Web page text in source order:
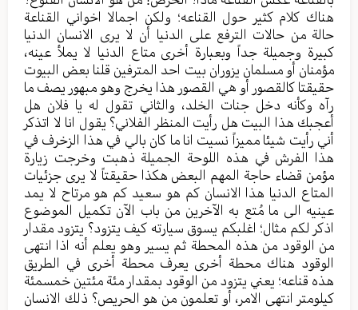
هناك کلام کثیر حول القناعه؛ ولکن اجمالا اخواني القناعة
حالة من حالات الترفع علی الدنیا أن لا یری الانسان الدنیا
کبیرة وجمیلة جداً وبعبارة أخری متاع الدنیا لا یملأ عینه،
مؤمنان أو مسلمان یزوران بیت احد المترفین قلنا بعض البیوت
حقیقتا کالقصور أو هي القصور هذا یخرج وهو مبهور یصف ما
رآه وکأنه دخل جنات الخلد، والثاني تقول له یا فلان هل
أعجبك هذا البیت هل رأيت المنظر الفلاني؟ یقول انا لا اتذکر
أني رأيت شيئا ممیزاً نسیت انا ما کان بالي في هذا الزخرف في
هذا الفرش في هذه اللوحة الجمیلة ذهبت وخرجت زیارة
مؤمن قضاء حاجة المهم البعض هکذا حقیقتاً لا یری جزئیات
المتاع الدنیا هذا الانسان کم هو سعید کم هو مرتاح لا یمد
عینیه الی ما مُتع به الآخرین من باب الآن تکمیل الموضوع
اذکر لکم مثال؛ اغلبکم یسوق سیارته کیف یتزود؟ یتزود مقدار
من الوقود من هذه المحطة ثم یسیر وهو یعلم أنه اذا انتهی
الوقود هناك محطة أخری یعرف محطة أخری في الطریق
هذه قناعه؛ یعني یتزود من الوقود بمقدار مئة مئتین خمسمئة
کیلومتر انتهی الامر، أو تعلمون من هو الحریص؟ ذلك الانسان